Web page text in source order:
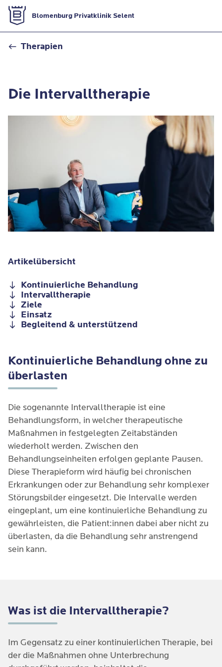
Zur Startseite
Blomenburg Privatklinik Selent
Therapien
Die Intervalltherapie
Artikelübersicht
Kontinuierliche Behandlung
Intervalltherapie
Ziele
Einsatz
Begleitend & unterstützend
Kontinuierliche Behandlung ohne zu
überlasten
Die sogenannte Intervalltherapie ist eine
Behandlungsform, in welcher therapeutische
Maßnahmen in festgelegten Zeitabständen
wiederholt werden. Zwischen den
Behandlungseinheiten erfolgen geplante Pausen.
Diese Therapieform wird häufig bei chronischen
Erkrankungen oder zur Behandlung sehr komplexer
Störungsbilder eingesetzt. Die Intervalle werden
eingeplant, um eine kontinuierliche Behandlung zu
gewährleisten, die Patient:innen dabei aber nicht zu
überlasten, da die Behandlung sehr anstrengend
sein kann.
Was ist die Intervalltherapie?
Im Gegensatz zu einer kontinuierlichen Therapie, bei
der die Maßnahmen ohne Unterbrechung